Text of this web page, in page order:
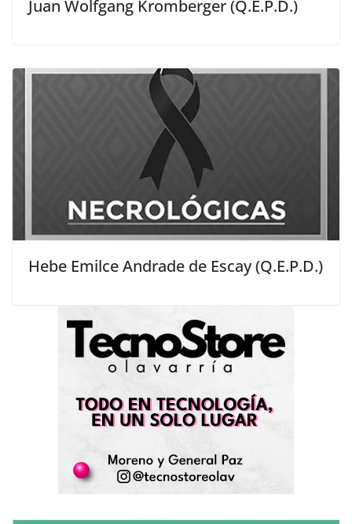
Juan Wolfgang Kromberger (Q.E.P.D.)
Hebe Emilce Andrade de Escay (Q.E.P.D.)